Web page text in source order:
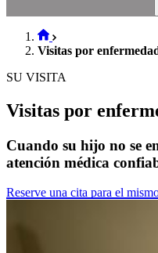
Visitas por
SU VISITA
Visitas por
Cuando su hijo no se
atención médica
Reserve una cita para el